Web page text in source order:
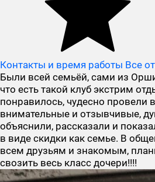
Контакты и время работы Все
Были всей семьёй, сами из
что есть такой клуб экстрим
понравилось, чудесно провели
внимательные и отзывчивые,
объяснили, рассказали и
в виде скидки как семье. В
всем друзьям и знакомым,
свозить весь класс дочери!!!!